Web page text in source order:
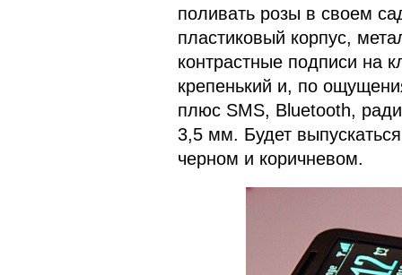
поливать розы в своем
пластиковый корпус,
контрастные подписи на
крепенький и, по
плюс SMS, Bluetooth,
3,5 мм. Будет
черном и коричневом.